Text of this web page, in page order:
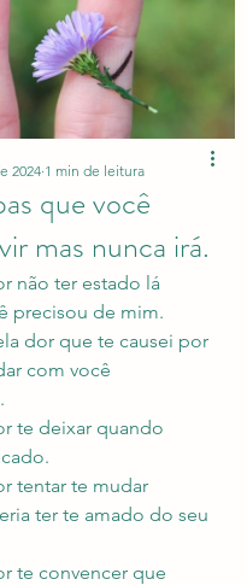
que você
mas nunca irá.
2024 1 min de leitura
não ter estado lá
precisou de mim.
dor que te causei por
com você
te deixar quando
tentar te mudar
ter te amado do seu
te convencer que